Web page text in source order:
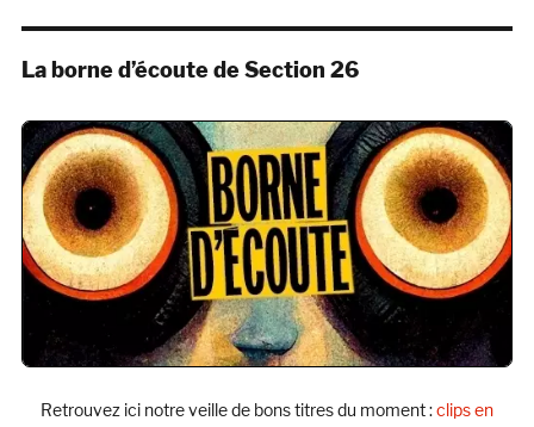
La borne d’écoute de Section 26
Retrouvez ici notre veille de bons titres du moment :clips en